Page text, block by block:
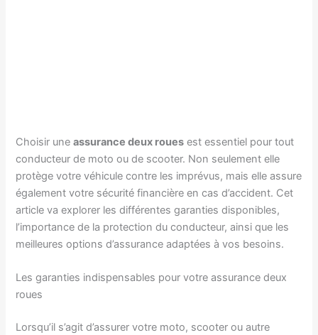
Choisir uneassurance deux roues est essentiel pour tout
conducteur de moto ou de scooter. Non seulement elle
protège votre véhicule contre les imprévus, mais elle assure
également votre sécurité financière en cas d’accident. Cet
article va explorer les différentes garanties disponibles,
l’importance de la protection du conducteur, ainsi que les
meilleures options d’assurance adaptées à vos besoins.
Les garanties indispensables pour votre assurance deux
roues
Lorsqu’il s’agit d’assurer votre moto, scooter ou autre